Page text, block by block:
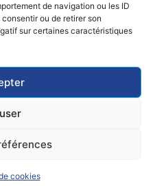
de navigation ou les ID
ou de retirer son
sur certaines caractéristiques
cookies
ALERTER
Nos 5 athlètes «
supporters » du